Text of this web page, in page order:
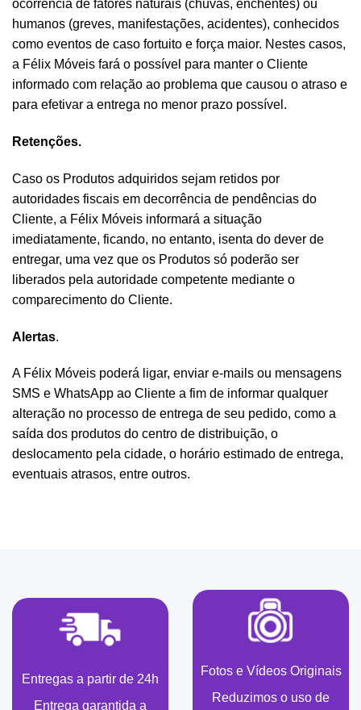
ocorrência de fatores naturais (chuvas, enchentes) ou
humanos (greves, manifestações, acidentes), conhecidos
como eventos de caso fortuito e força maior. Nestes casos,
a Félix Móveis fará o possível para manter o Cliente
informado com relação ao problema que causou o atraso e
para efetivar a entrega no menor prazo possível.
Retenções.
Caso os Produtos adquiridos sejam retidos por
autoridades fiscais em decorrência de pendências do
Cliente, a Félix Móveis informará a situação
imediatamente, ficando, no entanto, isenta do dever de
entregar, uma vez que os Produtos só poderão ser
liberados pela autoridade competente mediante o
comparecimento do Cliente.
Alertas.
A Félix Móveis poderá ligar, enviar e-mails ou mensagens
SMS e WhatsApp ao Cliente a fim de informar qualquer
alteração no processo de entrega de seu pedido, como a
saída dos produtos do centro de distribuição, o
deslocamento pela cidade, o horário estimado de entrega,
eventuais atrasos, entre outros.
Entregas a partir de 24h
Entrega garantida a
Fotos e Vídeos Originais
Reduzimos o uso de